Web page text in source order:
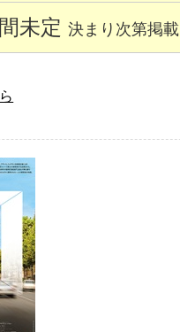
未定決まり次第掲載